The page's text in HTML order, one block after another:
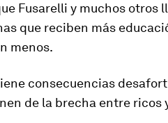
Fusarelli y muchos otros
que reciben más
menos.
consecuencias
de la brecha entre ricos